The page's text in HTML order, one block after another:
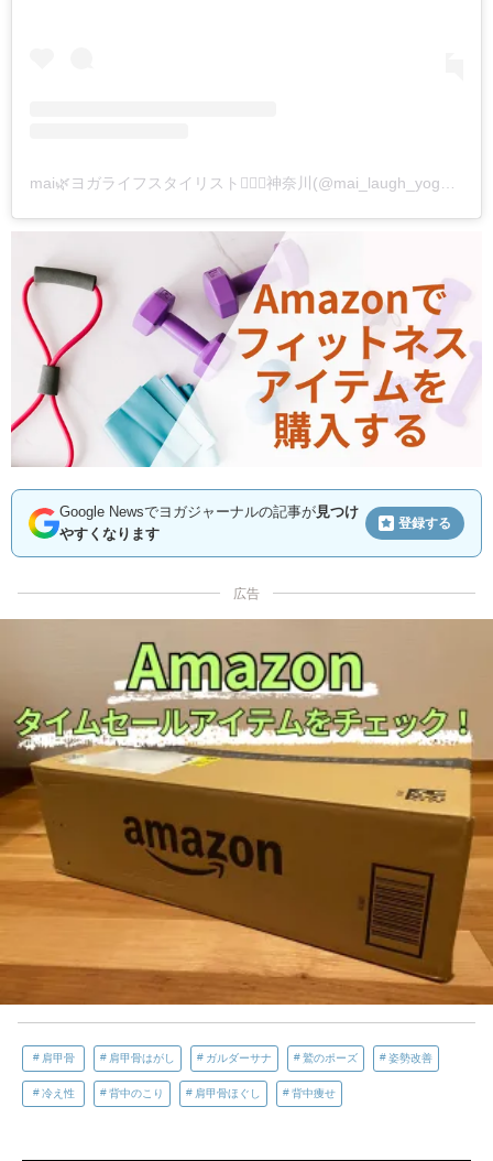
mai🌿ヨガライフスタイリスト🧘🏼‍♀️神奈川(@mai_laugh_yoga)がシェアした投稿
Google Newsでヨガジャーナルの記事が見つけ
やすくなります
登録する
広告
肩甲骨 肩甲骨はがし ガルダーサナ 鷲のポーズ 姿勢改善
冷え性 背中のこり 肩甲骨ほぐし 背中痩せ